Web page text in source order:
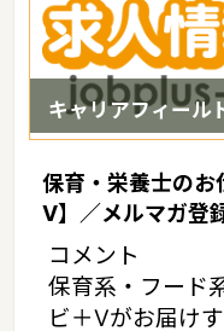
キャリアフィール
保育・栄養士のお
V】／メルマガ登
コメント
保育系・フード
ビ＋Vがお届け